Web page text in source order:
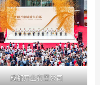
成都开业布置公司